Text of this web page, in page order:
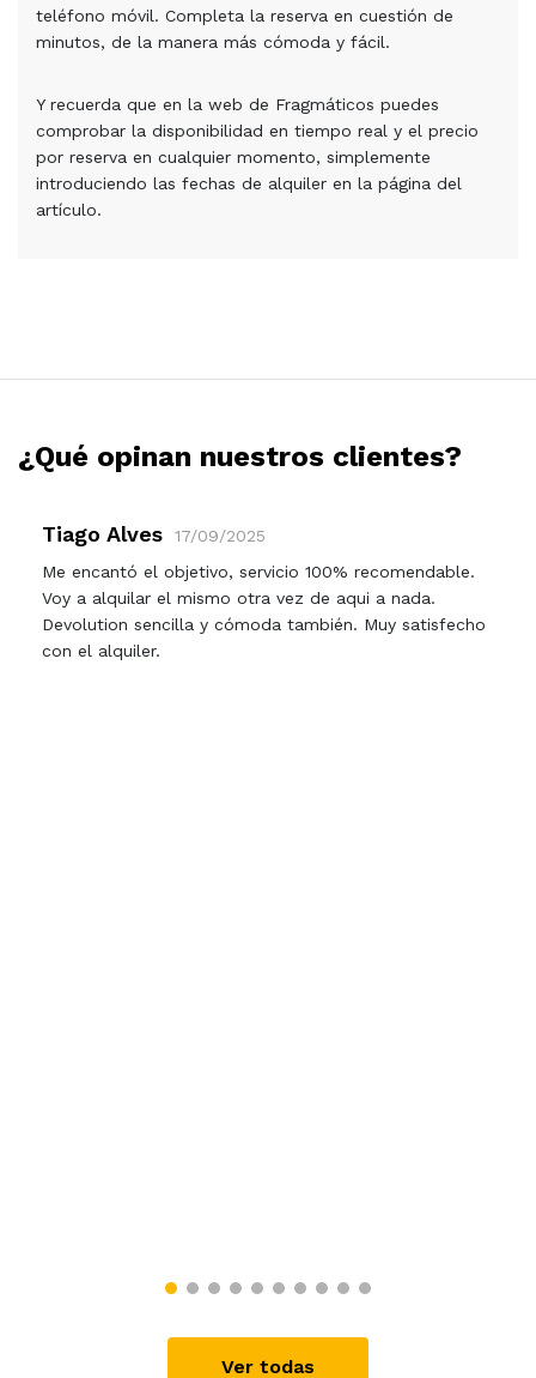
teléfono móvil. Completa la reserva en cuestión de
minutos, de la manera más cómoda y fácil.
Y recuerda que en la web de Fragmáticos puedes
comprobar la disponibilidad en tiempo real y el precio
por reserva en cualquier momento, simplemente
introduciendo las fechas de alquiler en la página del
artículo.
¿Qué opinan nuestros clientes?
Tiago Alves
17/09/2025
Me encantó el objetivo, servicio 100% recomendable.
Voy a alquilar el mismo otra vez de aqui a nada.
Devolution sencilla y cómoda también. Muy satisfecho
con el alquiler.
Ver todas